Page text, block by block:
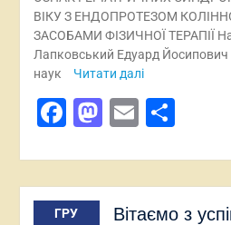
ВІКУ З ЕНДОПРОТЕЗОМ
ЗАСОБАМИ ФІЗИЧНОЇ ТЕРАПІЇ
Лапковський Едуард
наук
Читати далі
Facebook
Mastodon
Email
ГРУ
Вітаємо з